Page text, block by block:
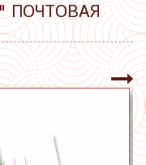
ПОЧТОВАЯ